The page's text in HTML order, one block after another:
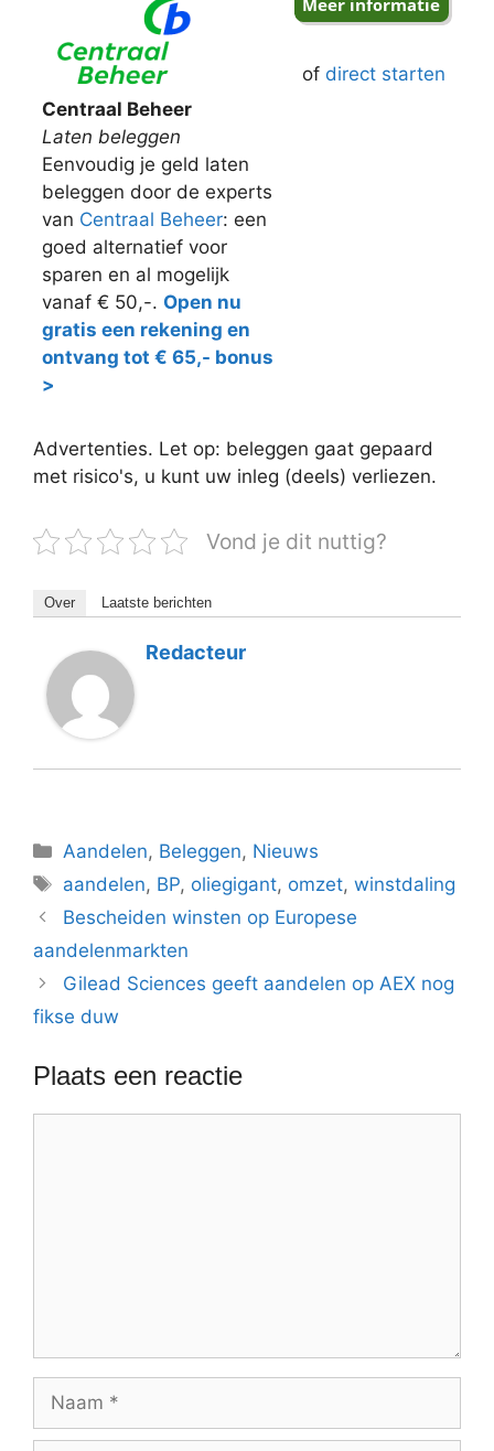
Centraal Beheer
Laten beleggen
Eenvoudig je geld laten
beleggen door de experts
van Centraal Beheer: een
goed alternatief voor
sparen en al mogelijk
vanaf € 50,-. Open nu
gratis een rekening en
ontvang tot € 65,- bonus
>
of direct starten
Advertenties. Let op: beleggen gaat gepaard
met risico's, u kunt uw inleg (deels) verliezen.
Vond je dit nuttig?
Over Laatste berichten
Redacteur
Categorieën
Aandelen, Beleggen, Nieuws
Tags
aandelen, BP, oliegigant, omzet,winstdaling
Bescheiden winsten op Europese
aandelenmarkten
Gilead Sciences geeft aandelen op AEX nog
fikse duw
Plaats een reactie
Naam